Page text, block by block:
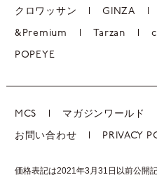
クロワッサン GINZA
&Premium Tarzan
POPEYE
MCS マガジンワールド
お問い合わせ PRIVACY
価格表記は2021年3月31日以前公開